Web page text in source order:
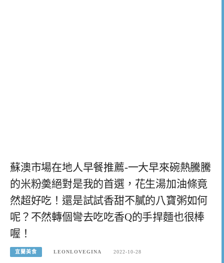
蘇澳市場在地人早餐推薦-一大早來碗熱騰騰
的米粉羮絕對是我的首選，花生湯加油條竟
然超好吃！還是試試香甜不膩的八寶粥如何
呢？不然轉個彎去吃吃香Q的手捍麵也很棒
喔！
宜蘭美食 LEONLOVEGINA 2022-10-28